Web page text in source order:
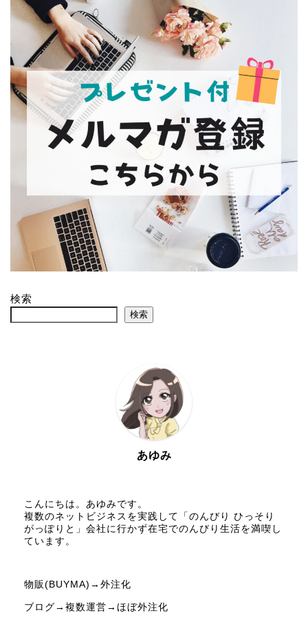
検索
検索
あゆみ
こんにちは。あゆみです。
複数のネットビジネスを実践して「のんびり ひっそり
がっぽりと」会社に行かず在宅でのんびり生活を満喫し
ています。
物販(BUYMA)→外注化
ブログ→複数運営→ほぼ外注化